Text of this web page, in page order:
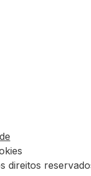
direitos